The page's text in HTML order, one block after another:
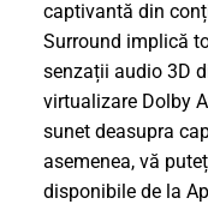
captivantă din
Surround implică
senzații audio 3D
virtualizare Dolby
sunet deasupra
asemenea, vă
disponibile de la